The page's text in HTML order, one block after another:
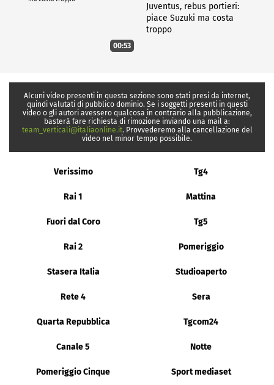
00:53
Juventus, rebus portieri:
piace Suzuki ma costa
troppo
Alcuni video presenti in questa sezione sono stati presi da internet,
quindi valutati di pubblico dominio. Se i soggetti presenti in questi
video o gli autori avessero qualcosa in contrario alla pubblicazione,
basterà fare richiesta di rimozione inviando una mail a:
team_verticali@italiaonline.it. Provvederemo alla cancellazione del
video nel minor tempo possibile.
Verissimo Tg4
Rai 1 Mattina
Fuori dal Coro Tg5
Rai 2 Pomeriggio
Stasera Italia Studioaperto
Rete 4 Sera
Quarta Repubblica Tgcom24
Canale 5 Notte
Pomeriggio Cinque Sport mediaset